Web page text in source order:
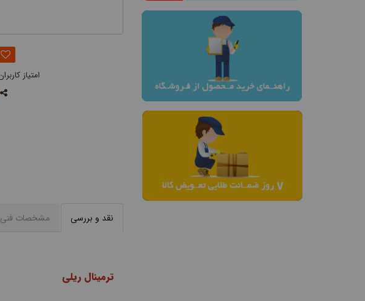
نقد و بررسی مشخصات فنی
ترمینال ریلی